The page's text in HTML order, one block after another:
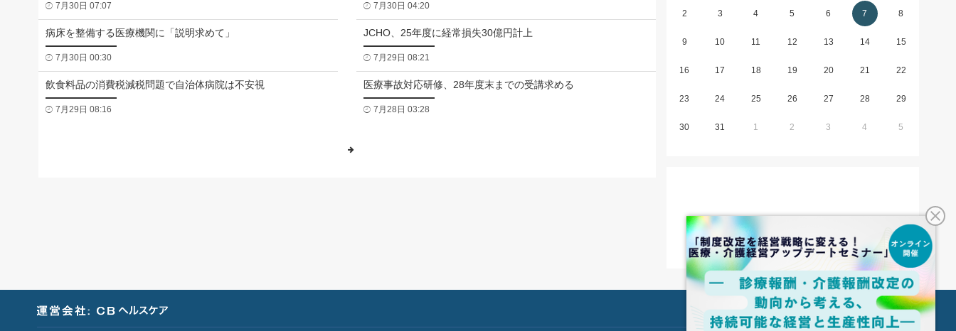
7月30日 07:07 7月30日 04:20
病床を整備する医療機関に「説明求めて」
7月30日 00:30
JCHO、25年度に経常損失30億円計上
7月29日 08:21
飲食料品の消費税減税問題で自治体病院は不安視
7月29日 08:16
医療事故対応研修、28年度末までの受講求める
7月28日 03:28
2 3 4 5 6 7 8
9 10 11 12 13 14 15
16 17 18 19 20 21 22
23 24 25 26 27 28 29
30 31 1 2 3 4 5